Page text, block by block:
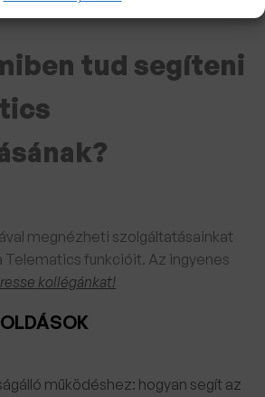
működéshez: hogyan segít az
tud segíteni
megnézheti szolgáltatásainkat
Telematics funkcióit. Az ingyenes
kollégánkat!